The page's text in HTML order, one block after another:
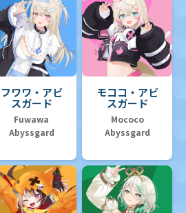
フワワ・アビ
スガード
Fuwawa
Abyssgard
モココ・アビ
スガード
Mococo
Abyssgard